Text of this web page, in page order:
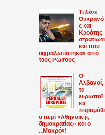
Τι λένε
Ουκρανό
ς και
Κροάτης
στρατιωτι
κοί που
αιχμαλωτίστηκαν από
τους Ρώσους
Οι
Αλβανοί,
τα
ευρωπαϊ
κά
παραμύθι
α περί «Αθηναϊκής
δημοκρατίας» και ο
...Μακρόν!